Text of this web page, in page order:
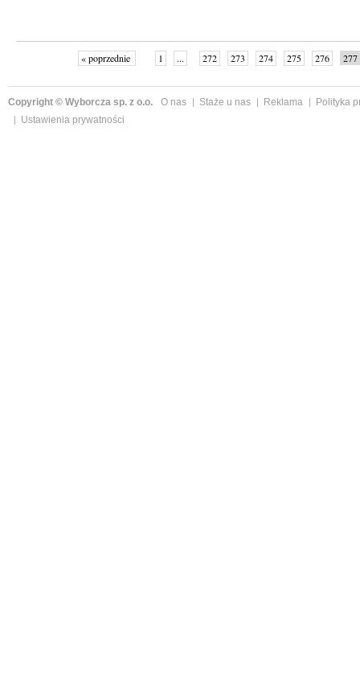
« poprzednie 1 ... 272 273 274 275 276 277
Copyright © Wyborcza sp. z o.o. O nas Staże u nas Reklama
Polityka
Ustawienia prywatności